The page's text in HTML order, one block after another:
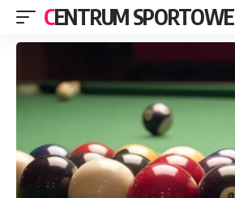
CENTRUM SPORTOWE